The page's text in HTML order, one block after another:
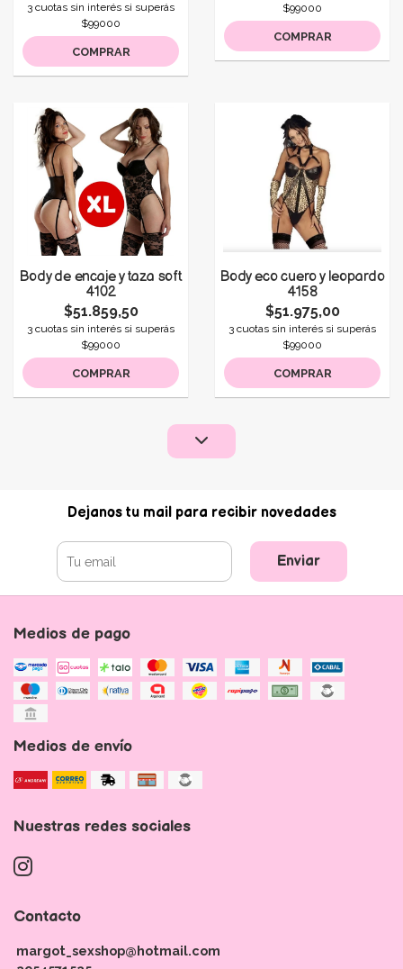
3 cuotas sin interés si superás
$99000
COMPRAR
$99000
COMPRAR
Body de encaje y taza soft
4102
$51.859,50
3 cuotas sin interés si superás
$99000
COMPRAR
Body eco cuero y leopardo
4158
$51.975,00
3 cuotas sin interés si superás
$99000
COMPRAR
Dejanos tu mail para recibir novedades
Enviar
Medios de pago
Medios de envío
Nuestras redes sociales
Contacto
margot_sexshop@hotmail.com